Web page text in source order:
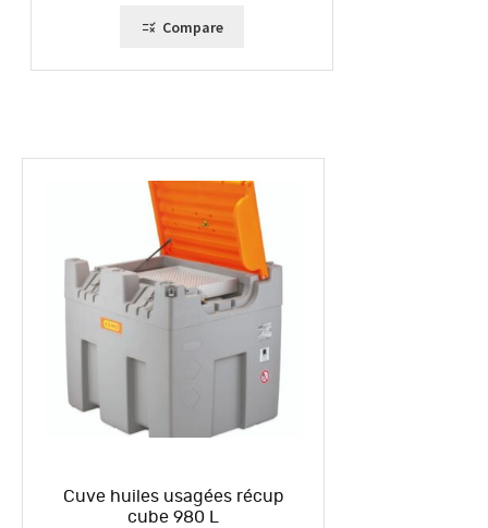
Compare
Cuve huiles usagées récup
cube 980 L